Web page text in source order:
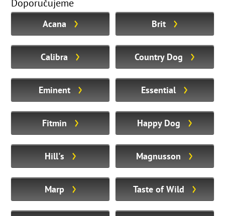
Doporučujeme
Acana Brit
Calibra Country Dog
Eminent Essential
Fitmin Happy Dog
Hill's Magnusson
Marp Taste of Wild